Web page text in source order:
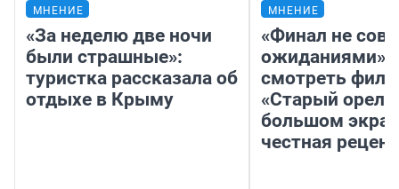
МНЕНИЕ
«За неделю две ночи
были страшные»:
туристка рассказала об
отдыхе в Крыму
МНЕНИЕ
«Финал не
ожиданиями»:
смотреть
«Старый орел»
большом
честная